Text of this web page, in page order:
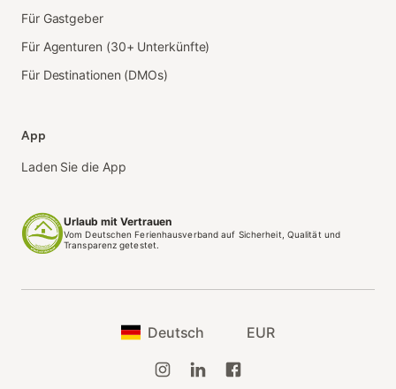
Für Gastgeber
Für Agenturen (30+ Unterkünfte)
Für Destinationen (DMOs)
App
Laden Sie die App
Urlaub mit Vertrauen
Vom Deutschen Ferienhausverband auf Sicherheit, Qualität und
Transparenz getestet.
Deutsch EUR